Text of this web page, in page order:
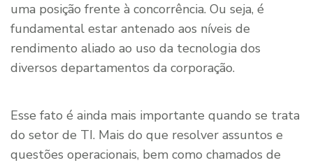
uma posição frente à concorrência. Ou seja, é
fundamental estar antenado aos níveis de
rendimento aliado ao uso da tecnologia dos
diversos departamentos da corporação.
Esse fato é ainda mais importante quando se trata
do setor de TI. Mais do que resolver assuntos e
questões operacionais, bem como chamados de